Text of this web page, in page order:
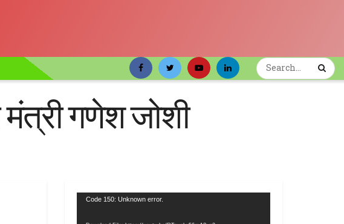
गणेश जोशी
Video
Code 150: Unknown error.